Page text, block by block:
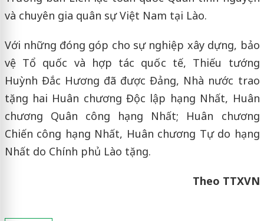
và chuyên gia quân sự Việt Nam tại Lào.
Với những đóng góp cho sự nghiệp xây dựng, bảo
vệ Tổ quốc và hợp tác quốc tế, Thiếu tướng
Huỳnh Đắc Hương đã được Đảng, Nhà nước trao
tặng hai Huân chương Độc lập hạng Nhất, Huân
chương Quân công hạng Nhất; Huân chương
Chiến công hạng Nhất, Huân chương Tự do hạng
Nhất do Chính phủ Lào tặng.
Theo TTXVN